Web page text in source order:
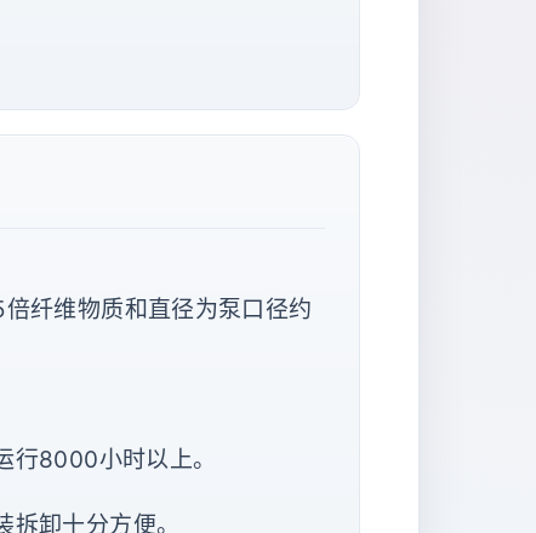
纤维物质和直径为泵口径约
行8000小时以上。
卸十分方便。